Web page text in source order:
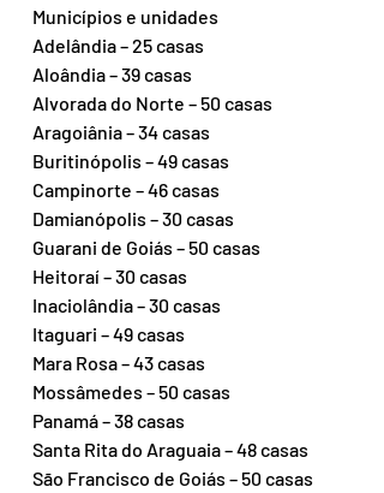
Municípios e unidades
Adelândia – 25 casas
Aloândia – 39 casas
Alvorada do Norte – 50 casas
Aragoiânia – 34 casas
Buritinópolis – 49 casas
Campinorte – 46 casas
Damianópolis – 30 casas
Guarani de Goiás – 50 casas
Heitoraí – 30 casas
Inaciolândia – 30 casas
Itaguari – 49 casas
Mara Rosa – 43 casas
Mossâmedes – 50 casas
Panamá – 38 casas
Santa Rita do Araguaia – 48 casas
São Francisco de Goiás – 50 casas